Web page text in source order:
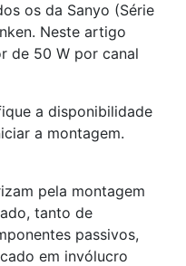
os da Sanyo (Série
Neste artigo
de 50 W por canal
a disponibilidade
a montagem.
pela montagem
tanto de
passivos,
em invólucro